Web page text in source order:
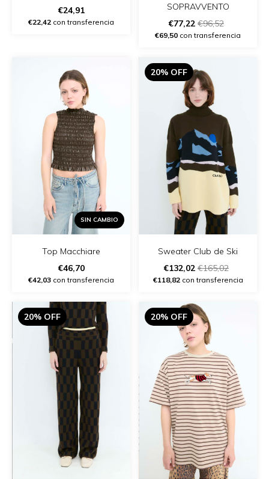
€24,91
€22,42 con transferencia
SOPRAVVENTO
€77,22 €96,52
€69,50 con transferencia
SIN CAMBIO
Top Macchiare
€46,70
€42,03 con transferencia
20% OFF
Sweater Club de Ski
€132,02 €165,02
€118,82con transferencia
20% OFF 20% OFF